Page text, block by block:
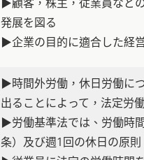
発展を図る
▶企業の目的に適合した経
▶時間外労働，休日労働に
出ることによって，法定労
▶労働基準法では、労働時
条）及び週1回の休日の原